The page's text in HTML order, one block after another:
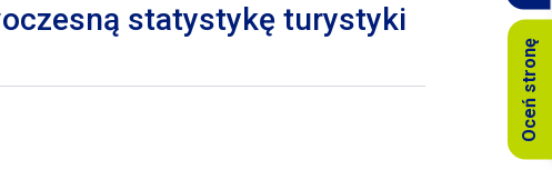
Oceń stronę
statystykę turystyki